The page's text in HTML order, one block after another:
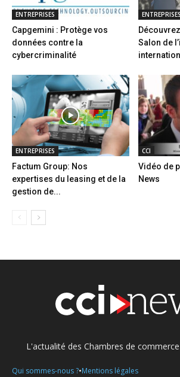
ENTREPRISES
Capgemini : Protège vos
données contre la
cybercriminalité
ENTREPRISES
Salon de
ENTREPRISES
Factum Group: Nos
expertises du leasing et de la
gestion de...
CCI
Vidéo de
News
L'actualité des Chambres de
Qui sommes-nous ?•Mentions légales